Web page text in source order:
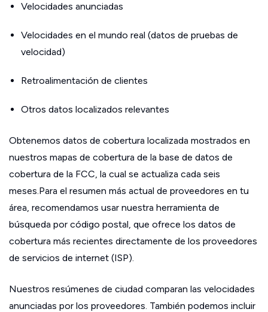
Velocidades anunciadas
Velocidades en el mundo real (datos de pruebas de
velocidad)
Retroalimentación de clientes
Otros datos localizados relevantes
Obtenemos datos de cobertura localizada mostrados en
nuestros mapas de cobertura de la base de datos de
cobertura de la FCC, la cual se actualiza cada seis
meses.Para el resumen más actual de proveedores en tu
área, recomendamos usar nuestra herramienta de
búsqueda por código postal, que ofrece los datos de
cobertura más recientes directamente de los proveedores
de servicios de internet (ISP).
Nuestros resúmenes de ciudad comparan las velocidades
anunciadas por los proveedores. También podemos incluir